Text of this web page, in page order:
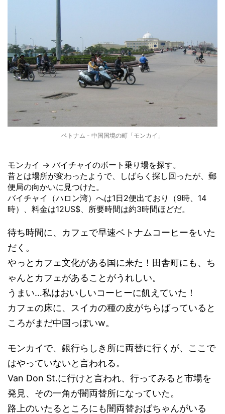
ベトナム - 中国国境の町「モンカイ」
モンカイ → バイチャイのボート乗り場を探す。
昔とは場所が変わったようで、しばらく探し回ったが、郵
便局の向かいに見つけた。
バイチャイ（ハロン湾）へは1日2便出ており（9時、14
時）、料金は12US$、所要時間は約3時間ほどだ。
待ち時間に、カフェで早速ベトナムコーヒーをいた
だく。
やっとカフェ文化がある国に来た！田舎町にも、ち
ゃんとカフェがあることがうれしい。
うまい…私はおいしいコーヒーに飢えていた！
カフェの床に、スイカの種の皮がちらばっていると
ころがまだ中国っぽいw。
モンカイで、銀行らしき所に両替に行くが、ここで
はやっていないと言われる。
Van Don St.に行けと言われ、行ってみると市場を
発見、その一角が闇両替所になっていた。
路上のいたるところにも闇両替おばちゃんがいる